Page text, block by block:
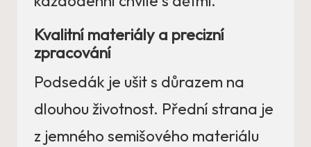
Kvalitní materiály a precizní
zpracování
Podsedák je ušit s důrazem na
dlouhou životnost. Přední strana je
z jemného semišového materiálu